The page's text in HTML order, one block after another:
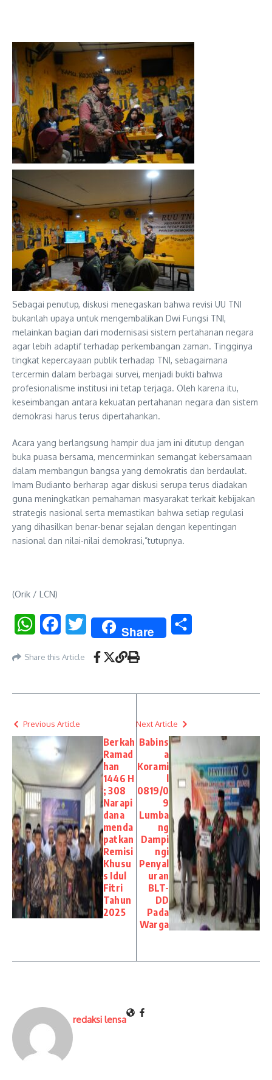
Sebagai penutup, diskusi menegaskan bahwa revisi UU TNI
bukanlah upaya untuk mengembalikan Dwi Fungsi TNI,
melainkan bagian dari modernisasi sistem pertahanan negara
agar lebih adaptif terhadap perkembangan zaman. Tingginya
tingkat kepercayaan publik terhadap TNI, sebagaimana
tercermin dalam berbagai survei, menjadi bukti bahwa
profesionalisme institusi ini tetap terjaga. Oleh karena itu,
keseimbangan antara kekuatan pertahanan negara dan sistem
demokrasi harus terus dipertahankan.
Acara yang berlangsung hampir dua jam ini ditutup dengan
buka puasa bersama, mencerminkan semangat kebersamaan
dalam membangun bangsa yang demokratis dan berdaulat.
Imam Budianto berharap agar diskusi serupa terus diadakan
guna meningkatkan pemahaman masyarakat terkait kebijakan
strategis nasional serta memastikan bahwa setiap regulasi
yang dihasilkan benar-benar sejalan dengan kepentingan
nasional dan nilai-nilai demokrasi,”tutupnya.
(Orik / LCN)
WhatsAppFacebookTwitter Share
Share this Article
Previous Article
Berkah
Ramad
han
1446 H
; 308
Narapi
dana
menda
patkan
Remisi
Khusu
s Idul
Fitri
Tahun
2025
Next Article
Babins
a
Korami
0819/0
9
Lumba
ng
Dampi
ngi
Penyal
uran
BLT-
DD
Pada
Warga
redaksi lensa